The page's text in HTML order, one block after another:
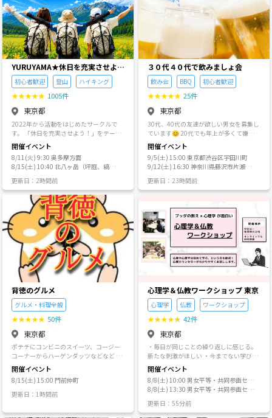
由を尋ねることも禁止します。その意思
に対して圧力をかける行為——不満げな
態度を取る、嫌な顔をする、理由を尋ね
ることは、個人情報を執拗に求める行為
と同等とみなし、運営が厳正に対処しま
す。悪質な場合や迷惑行為が認められる
場合には、警察等の関係機関へ相談する
ことがあります。 「連絡先交換を迷いが
生じる程度の関係であれば交換しないで
ください」 ・会の外で形成された人間関
係や、その中で生じたトラブル・対立に
ついて、運営は一切関与しません。これ
らの問題を会に持ち込もうとする行為が
あった場合、事情の如何を問わず、当事
者双方を同様に扱い、今後の参加をお断
りします。 【哲学カフェの開催形式につ
いて】 哲学カフェ mini 人数：６人 日
時：平日夜 場所：喫茶店 少人数でゆっく
りと対話を行う形式です。 テーマは設け
ていますが、堅苦しい議論の場ではな
く、自由度の高い対話の場です。 そのた
め、本会では場の雰囲気や参加者同士の
話しやすさを重視し、テーマ内容や主催
者の年齢（29歳）などを踏まえて参加対
象年齢を設定することもあります。 雑
談・相談・個人的な経験談も歓迎してお
り、話題が派生したり脱線することも対
話の一部として尊重しています。 大人数
で話すことが苦手な方にも参加しやすい
形式です。 哲学カフェ 人数：９〜１３人
場所：貸会議室又は飲食店 具体的なテー
マについて対話を行う標準形式です。 聴
き手だけに徹して参加することも可能な
ので、とりあえず色んな人の考えに触れ
てみたいという人に合っています。 テー
設などを実際に訪れ、体験を通して考え
る企画を行う場合があります。 問いを深
めることを重視しています。 哲学カフェs
議室 抽象的・根源的なテーマについて、
多角的に考察する形式です。 グループに
分かれ、メンバーを入れ替えながら複数
回対話を行います。 最後に全体で、それ
りになってしまわないために 災害があれ
ば助け合い、病気になれば励まし合い、
喜びも悲しみも いっしょに歳をとってい
ける友だちがいるって素晴らしいことで
す！ ご連絡をお待ちしております🤗 ------
--＜主催者からの近況連絡＞-------- 8月で
通算294回目の開催を迎えました。 良識
ある皆さん方に支えられ、安定した開催
を続けてこられました。 感謝の気持ちで
いっぱいです。 これまで多くの皆さんが
参加され、毎回大変盛り上がっており、
参加者の皆さんが、次々に貴重なご縁を
作っていっている様子が伺えます。 ぜひ
この輪の中に入ってください😃 レギュラ
ーメンバーが初参加の方を温かく迎えて
くれますので、 仲間に入れないといった
ご心配はまったくありません🤗 参加され
た皆さまに、良い出会いがありますよう
心を込めて開催します。 参加希望のご連
絡をいただいた方には、24時間以内に返
信を差し上げますので ぜひご参加くださ
過ごす毎日は今も私の大好きな時間です
が、「保育以外の世界も見てみたいな」
と軽い気持ちでカフェ会に参加。 最初は
少し緊張しましたが、話すうちにどんど
ん盛り上がって、「純粋に面白い！」と
感じました。その経験から、「誰でも気
軽に話せる場所を作りたい」と考え、
【彩りカフェ会】を始めました☕️✨ 話す
のが好きな人も聞くのが好きな人も、
「ちょっと誰かと話したいな」という時
に、気軽に立ち寄れる場になれば嬉しい
です🌻 ★費用 500円～1,000円 ※飲食代
別 ※決済方法：現金、Paypay のいずれ
か ★定員：5名程度 ★時間 1時間程度を
予定しております！ キャンセルにつきま
して 開始30分前までのご協力をお願いい
たします。 キャンセルされる方はサイト
上でのキャンセル手続き頂くか、 もしく
は主催者まで直接ご連絡ください。 でき
る限りイベント開始30分前までにご協力
をお願いいたします。 無断キャンセルが
続く方は今後の申し込みをお断りするこ
とがあります。 ※注意事項 お店へのカフ
ェ会のお問い合わせはご遠慮いただきま
すようお願いいたします。 ※下記、必ず
ご確認をお願いいたします。 以下の方は
判明次第、今後のお申し込み及びご参加
をお断りさせていただきます。 ・無断キ
ャンセルを2度された方 ・他の参加者へ
の迷惑行為及び、投資や宗教などの強引
な勧誘行為をする方 →カフェ会後の個人
間での交流につきましては関与いたしま
せんが、お相手への最低限の配慮はお願
いいたします。 ※またご自身主催のイベ
ントをカフェ会内で告知をすることはご
遠慮ください。 ※なお、その場で発覚し
た場合はご退席いただき参加費の返金を
いたしません。 ・暴言や誹謗中傷をする
方 ・ナンパをする方 ・一方的な勧誘をす
る方 友達・人脈作りを目的としておりま
すのでご理解とご協力の程よろしくお願
いいたします。 カフェで気軽にお話しま
しょう★ 皆様のご参加お待ちしておりま
す！！
験を活かし和洋中様々なものを提供して
います。 【こんな人におすすめです】 ・
仕事終わりや休日に楽しい時間を過ごし
たい ・友人、繋がりを増やしたい ・美味
しいご飯が食べたい こんな思いにこたえ
るイベントです！ もちろん「目的は特に
なし、ただ参加したい」人も大歓迎で
す！ 【禁止事項とご利用規約】 参加者の
皆様に楽しく安全にお過ごしいただくた
め下記の禁止事項を設けてます。参加者
の皆様は、参加者間、参加者と当会スタ
ッフ間において、パワハラやセクハラ、
暴言、大声、差別的な発言、悪口、嫌が
らせ、いじめ、過度な勧誘や営業、執拗
に連絡先を聞く事、進行の妨害をするこ
とはできません。参加者から複数のクレ
ームが起きた場合は理由の如何を問わず
以後のご参加をお断りします。また理由
て】 地震、台風などの災害や悪天候時に
は皆様の安全を確保するために当社の判
断により当会は中止されます。中止の場
合はメッセージにてご連絡させていただ
きますので、極端に天候が悪い時は確認
してください。 【免責事項】 運営では当
会の予約、参加、中止等で起きる事故、
トラブル、損害について保証することは
ありません。また参加者間で起きた係争
等に仲裁に入ることはありません。 【よ
くある質問】 Q. 持ち物はありますか？
A. 参加料金のみでOKですが、持ち込み
も可能です。 Q. 連絡先交換はできます
か？ A. 相手方の了承があれば、交換し
ていただいて問題ございません。 Q. キ
ャンセルできますか？ A. キャンセル可
能です。 Q. ドタキャンにペナルティー
はありますか？ A. 無断キャンセルが多
い方は以後のイベントへご参加をお断り
する場合があります。
球観戦会⚾️ボルダリング会♦️サウナ会♨️
などなど主催者の個性を活かしたイベン
トも多数主催しております✨ ■ 開催実績
⭐️累計イベント数：約450回 ⭐️累計参加
者数：1,700名以上 ⭐️毎回の参加人数：
平均10〜20名程度（大型イベントでは3
0〜50名規模） ⭐️コラボ実績：ミセスペ
様 5IMPACT様 CROSS ROAD様 などとの
共同主催実績あり ■ トリノワ交流会の特
徴 ⭐️女性主催者💁‍♀️による安心感のある運
営 ⭐️初参加・1人参加でも安心のフレン
ドリーな雰囲気 ⭐️自然な会話と交流が生
まれるよう、毎回テーマや企画に工夫を
凝らしています ⭐️おしゃれなカフェや夜
景スポットなど、場所にもこだわった開
催 ⭐️SNSなどからも最新情報を発信中！
♪皆さまのご参加を、主催チーム一同お
待ちしています♪
YURUYAMA★休日を充実させよ
う！（グループ登山サークル）
初心者歓迎 登山 ハイキング
★★★★★ 1005件
東京都
2022年から活動をはじめたサークルで
す。 「休日を充実させよう！」をテーマ
に活動をしています。 YURUYAMA★は、
つなげーとを通じて “自然を楽しむ仲間”
が集まったアウトドアコミュニティで
す。 登山・ハイキング・街歩き・キャン
プ・サイクリングなど、ひとりではなか
楽しめます。 つなげーとでサークルを立
ち上げてから新しい仲間ができ、自然の
中で豊かな時間を過ごせるようになりま
した。 初めての参加でもあたたかく迎え
られる安心感があり、「つなげーとがあ
ったからこそ、登山を始められた」とい
う声もたくさんいただいています。 YURU
YAMA★は、つなげーとの仕組みに支えら
れ活動を行っています。 つなげーとの仕
組み＝コミュニティをつくり、人とつな
がり、充実した時間を共有できることに
感謝しています。 これからもつなげーと
を活用して、自然と仲間を大切にしなが
ら楽しいアウトドア活動を続けていきま
す。 ◆活動内容 ・主に関東周辺でグルー
プ登山を楽しんでいます。 ・登山以外に
飲み会・デイキャンプ・ドライブ・サイ
クリングなどの活動もしています。 ・
女性比率が高いため女性の方も安心して
ご参加いただけると思います。 ◆最近
は・・・ はじめのコンセプトであったゆ
す。最近では少し長いコースや難しいコ
の方はイベントページのレベルを参考に
開催イベント
8/11(火) 9:30 奥多摩方面
8/15(土) 10:40 北八ヶ岳（坪庭、縞枯
更新日：2時間前
３０代４０代で飲みましょ会
飲み会 BBQ 初心者歓迎
★★★★★ 25件
東京都
30代、40代の友達が欲しい男女を募集し
ています😊 20代でも年上が多くて嫌でな
ければ来てくださいw 大人になって新し
い友達を作るの難しくないですか？ 2年
ほど前に連休が続いたのに誰とも会う予
定がなくて、友達がどれだけ大事か痛感
しました😢 そこから主につなげーとでで
🍺 たまに屋形船で飲んだり、近場で旅行
をしています(去年は草津に行きました
♨️) 令和8年1月には男女13人で千葉の館
山のヴィラに男女別々で泊まりました😊
BBQしたり、夜まで飲んで話したりとて
も良い思い出です😁 みんな落ち着いてい
る方ばかりです。 年をとっても末永く付
き合える友達ができたらと思ってます😄
～40代まで幅広です。 男女比は半々を目
指しています。 男性ばかりだと女性が来
づらいと思うので、男女比は調整してい
ます。 内輪の雰囲気は全くありません、
良い人ばかりなのでアットホームな雰囲
気です😊 初参加の方大歓迎です✨ 独身
でも既婚でも全然だいじょぶです、あく
まで友達を作るのが目的です(既婚の方も
来ています) なお、勧誘等は絶対ありませ
ん。 そういう方はすぐ呼ばないようにし
ています。 気軽に参加してください😄
【禁止事項】 ●ナンパ目的で女性にしつ
嘩、暴言、参加者を不快にさせる行為 ●
マルチ等の勧誘行為 ●他サークル、イベ
開催イベント
9/5(土) 15:00 東京都渋谷区宇田川町
9/12(土) 16:30 神奈川県藤沢市片瀬海
更新日：23時間前
背徳のグルメ
グルメ・料理全般
★★★★★ 50件
東京都
ポテチにコンビニのスイーツ、コージー
コーナーからハーゲンダッツなどなど 美
味しいと分かっているが、、食べ過ぎ注
意⚠️ そんな背徳感があるグルメを全種類
食べ比べたらどうなるのか？！ 子どもの
ような気持ちと、全種類買い揃える大人
す！ 昨今、世の中の物価上昇により会の
開催イベント
8/15(土) 15:00 門前仲町
更新日：1時間前
心理学＆仏教ワークショップ 東京
心理学 仏教 ワークショップ
★★★★★ 42件
東京都
・毎日が同じことの繰り返しに感じる。
新たな刺激がほしい ・今までない学びを
得て、スキルアップや、いい人間関係づ
くりに役立てたい ・職場以外の友達がほ
しい そんな気持ちに応えられるよう、こ
の勉強会では、いろいろな職種の方が参
加されて交流を深めていただくととも
に、日常に生かせる心理学を紹介しま
開催イベント
8/8(土) 10:00 男女平等・共同参画セン
ター（中目黒駅・徒歩9分）
8/8(土) 13:30 男女平等・共同参画セン
ター（中目黒駅・徒歩9分）
更新日：55分前